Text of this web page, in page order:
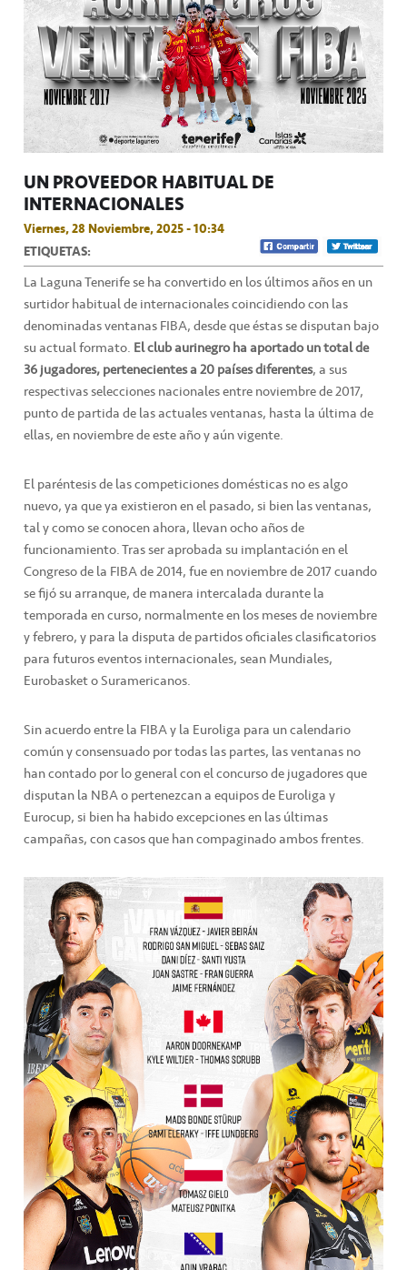
UN PROVEEDOR HABITUAL DE
INTERNACIONALES
Viernes, 28 Noviembre, 2025 - 10:34
ETIQUETAS:
La Laguna Tenerife se ha convertido en los últimos años en un
surtidor habitual de internacionales coincidiendo con las
denominadas ventanas FIBA, desde que éstas se disputan bajo
su actual formato. El club aurinegro ha aportado un total de
36 jugadores, pertenecientes a 20 países diferentes, a sus
respectivas selecciones nacionales entre noviembre de 2017,
punto de partida de las actuales ventanas, hasta la última de
ellas, en noviembre de este año y aún vigente.
El paréntesis de las competiciones domésticas no es algo
nuevo, ya que ya existieron en el pasado, si bien las ventanas,
tal y como se conocen ahora, llevan ocho años de
funcionamiento. Tras ser aprobada su implantación en el
Congreso de la FIBA de 2014, fue en noviembre de 2017 cuando
se fijó su arranque, de manera intercalada durante la
temporada en curso, normalmente en los meses de noviembre
y febrero, y para la disputa de partidos oficiales clasificatorios
para futuros eventos internacionales, sean Mundiales,
Eurobasket o Suramericanos.
Sin acuerdo entre la FIBA y la Euroliga para un calendario
común y consensuado por todas las partes, las ventanas no
han contado por lo general con el concurso de jugadores que
disputan la NBA o pertenezcan a equipos de Euroliga y
Eurocup, si bien ha habido excepciones en las últimas
campañas, con casos que han compaginado ambos frentes.